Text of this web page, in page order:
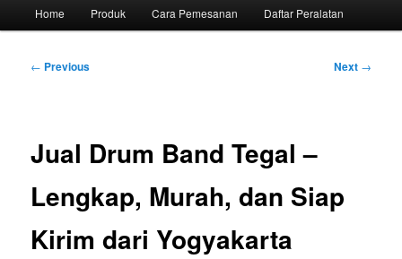
Home Produk Cara Pemesanan Daftar Peralatan
Post
← Previous Next →
Jual Drum Band Tegal –
Lengkap, Murah, dan Siap
Kirim dari Yogyakarta